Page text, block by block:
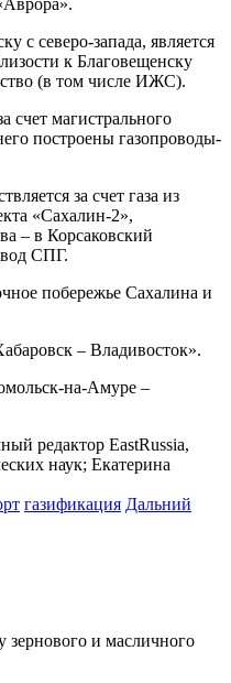
с северо-запада, является
к Благовещенску
(в том числе ИЖС).
счет магистрального
построены газопроводы-
за счет газа из
«Сахалин-2»,
– в Корсаковский
СПГ.
побережье Сахалина и
– Владивосток».
на-Амуре –
редактор EastRussia,
наук; Екатерина
газификация Дальний
зернового и масличного